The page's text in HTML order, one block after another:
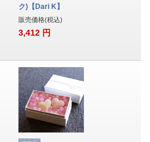
ク)【Dari K】
販売価格(税込)
3,412 円